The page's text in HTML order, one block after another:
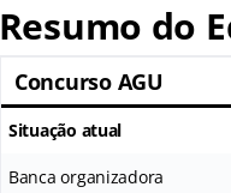
Resumo do
Concurso AGU
Situação atual
Banca organizadora